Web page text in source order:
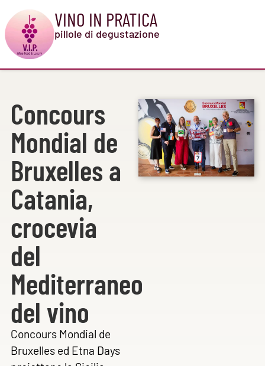
VINO IN PRATICA
pillole di degustazione
Concours
Mondial de
Bruxelles a
Catania,
crocevia
del
Mediterraneo
del vino
Concours Mondial de
Bruxelles ed Etna Days